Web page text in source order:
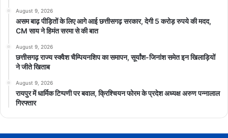
August 9, 2026
असम बाढ़ पीड़ितों के लिए आगे आई छत्तीसगढ़ सरकार, देगी 5 करोड़ रुपये की मदद,
CM साय ने हिमंत सरमा से की बात
August 9, 2026
छत्तीसगढ़ राज्य स्क्वैश चैम्पियनशिप का समापन, सूर्यांश-जिनांश समेत इन खिलाड़ियों
ने जीते खिताब
August 9, 2026
रायपुर में धार्मिक टिप्पणी पर बवाल, क्रिश्चियन फोरम के प्रदेश अध्यक्ष अरुण पन्नालाल
गिरफ्तार